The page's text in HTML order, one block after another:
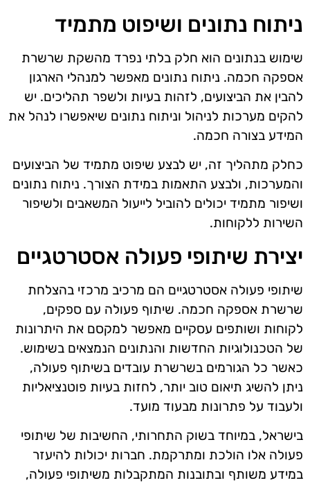
ניתוח נתונים ושיפוט מתמיד
שימוש בנתונים הוא חלק בלתי נפרד מהשקת שרשרת
אספקה חכמה. ניתוח נתונים מאפשר למנהלי הארגון
להבין את הביצועים, לזהות בעיות ולשפר תהליכים. יש
להקים מערכות לניהול וניתוח נתונים שיאפשרו לנהל את
המידע בצורה חכמה.
כחלק מתהליך זה, יש לבצע שיפוט מתמיד של הביצועים
והמערכות, ולבצע התאמות במידת הצורך. ניתוח נתונים
ושיפור מתמיד יכולים להוביל לייעול המשאבים ולשיפור
השירות ללקוחות.
יצירת שיתופי פעולה אסטרטגיים
שיתופי פעולה אסטרטגיים הם מרכיב מרכזי בהצלחת
שרשרת אספקה חכמה. שיתוף פעולה עם ספקים,
לקוחות ושותפים עסקיים מאפשר למקסם את היתרונות
של הטכנולוגיות החדשות והנתונים הנמצאים בשימוש.
כאשר כל הגורמים בשרשרת עובדים בשיתוף פעולה,
ניתן להשיג תיאום טוב יותר, לחזות בעיות פוטנציאליות
ולעבוד על פתרונות מבעוד מועד.
בישראל, במיוחד בשוק התחרותי, החשיבות של שיתופי
פעולה אלו הולכת ומתרקמת. חברות יכולות להיעזר
במידע משותף ובתובנות המתקבלות משיתופי פעולה,